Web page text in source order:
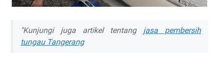
"Kunjungi juga artikel tentang jasa pembersih
tungau Tangerang